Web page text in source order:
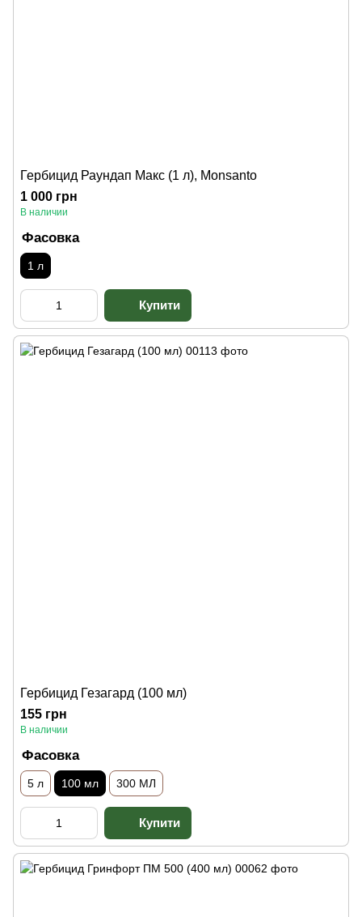
Гербицид Раундап Макс (1 л), Monsanto
1 000 грн
В наличии
Фасовка
1 л
Гербицид Гезагард (100 мл)
155 грн
В наличии
Фасовка
5 л 100 мл 300 МЛ